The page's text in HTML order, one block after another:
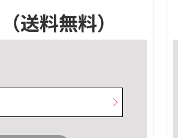
（送料無料）